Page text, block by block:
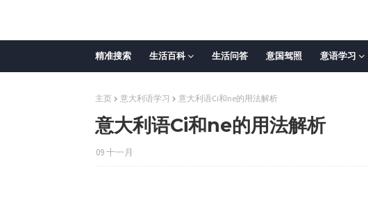
精准搜索 生活百科 生活问答 意国驾照 意语学习
主页 意大利语学习 意大利语Ci和ne的用法解析
意大利语Ci和ne的用法解析
09 十一月